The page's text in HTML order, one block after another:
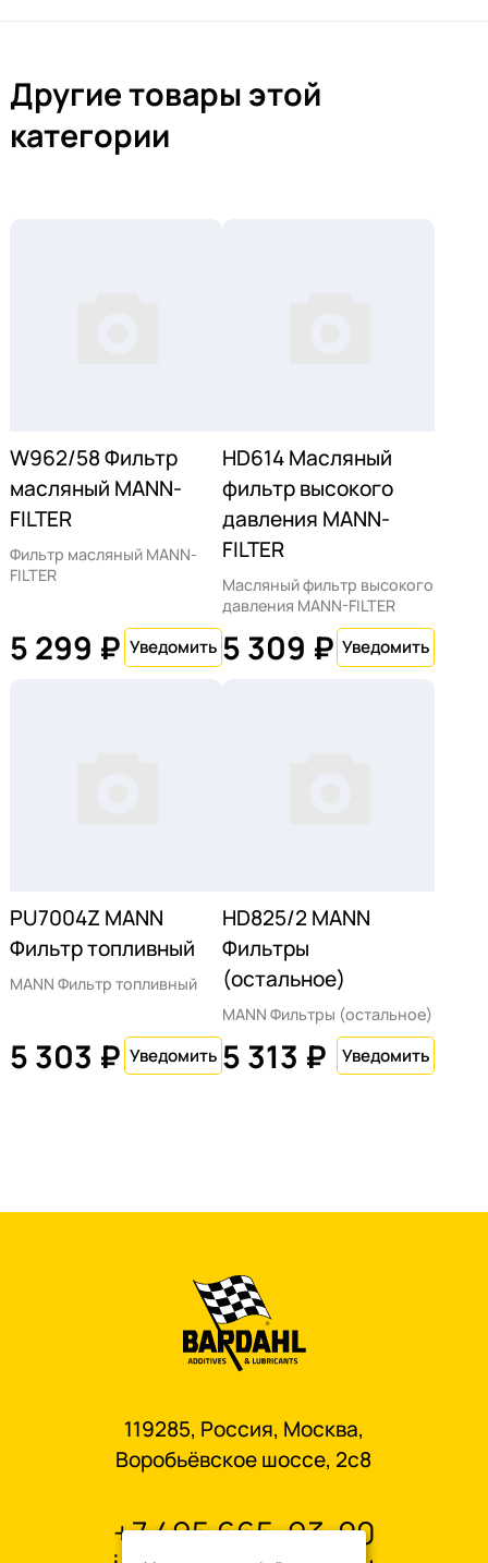
Другие товары этой
категории
W962/58 Фильтр
масляный MANN-
FILTER
Фильтр масляный MANN-
FILTER
5 299 ₽
HD614 Масляный
фильтр высокого
давления MANN-
FILTER
Масляный фильтр высокого
давления MANN-FILTER
5 309 ₽
PU7004Z MANN
Фильтр топливный
MANN Фильтр топливный
5 303 ₽
HD825/2 MANN
Фильтры
(остальное)
MANN Фильтры (остальное)
5 313 ₽
119285, Россия, Москва,
Воробьёвское шоссе, 2с8
+7 495 665-93-00